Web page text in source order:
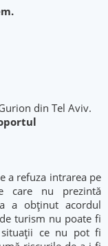
din Tel Aviv.
a refuza intrarea pe
care nu prezintă
a obţinut acordul
turism nu poate fi
situaţii ce nu pot fi